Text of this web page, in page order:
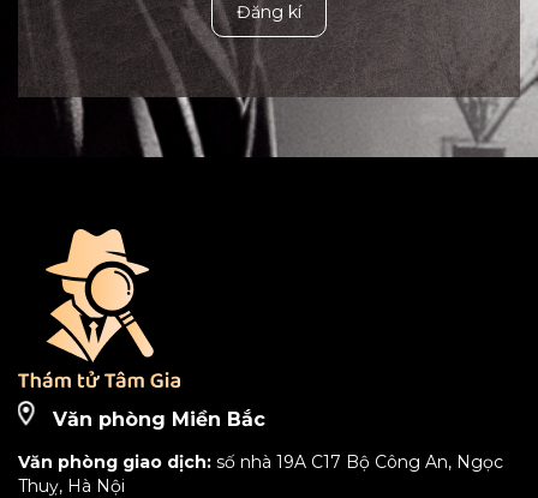
Đăng kí
Văn phòng Miền Bắc
Văn phòng giao dịch: số nhà 19A C17 Bộ Công An, Ngọc
Thuỵ, Hà Nội